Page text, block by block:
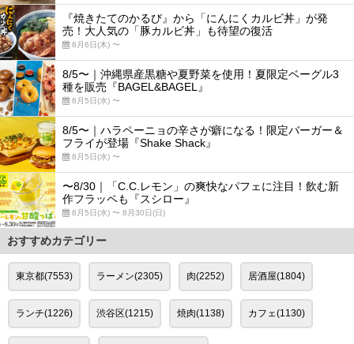
『焼きたてのかるび』から「にんにくカルビ丼」が発
売！大人気の「豚カルビ丼」も待望の復活
8月6日(木) 〜
8/5〜｜沖縄県産黒糖や夏野菜を使用！夏限定ベーグル3
種を販売『BAGEL&BAGEL』
8月5日(水) 〜
8/5〜｜ハラペーニョの辛さが癖になる！限定バーガー＆
フライが登場『Shake Shack』
8月5日(水) 〜
〜8/30｜「C.C.レモン」の爽快なパフェに注目！飲む新
作フラッペも『スシロー』
8月5日(水) 〜 8月30日(日)
おすすめカテゴリー
東京都(7553) ラーメン(2305) 肉(2252) 居酒屋(1804)
ランチ(1226) 渋谷区(1215) 焼肉(1138) カフェ(1130)